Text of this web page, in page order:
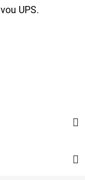
UPS.